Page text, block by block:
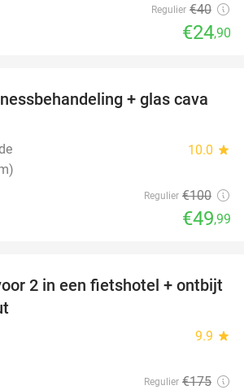
Regulier €40
€24,90
50%
+ glas cava
10.0 star
Regulier €100
€49,99
19%
2 in een fietshotel + ontbijt
9.9 star
Regulier €175